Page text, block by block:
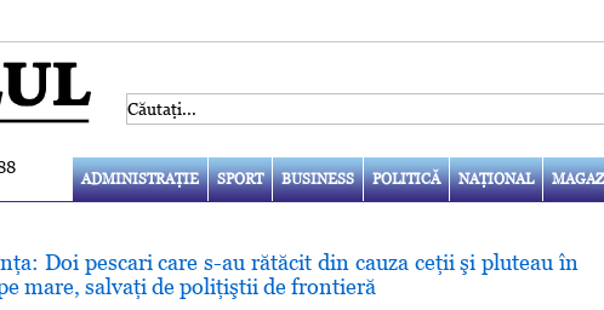
ADMINISTRAŢIE SPORT BUSINESS POLITICĂ NAŢIONAL
Doi pescari care s-au rătăcit din cauza ceţii şi pluteau în
mare, salvaţi de poliţiştii de frontieră